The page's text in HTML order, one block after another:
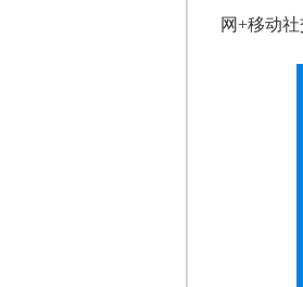
网+移动